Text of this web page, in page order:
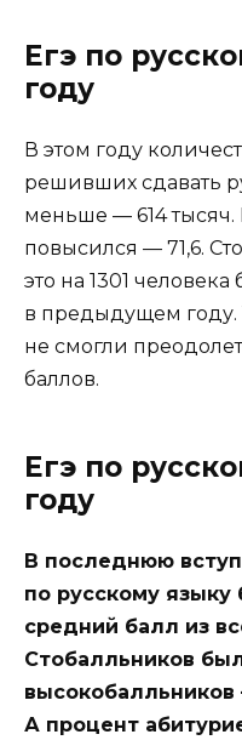
Егэ по
году
В этом году
решивших сдавать
меньше — 614
повысился — 71,6.
это на 1301
в предыдущем году.
не смогли
баллов.
Егэ по
году
В последнюю
по русскому
средний балл из
Стобалльников
А процент